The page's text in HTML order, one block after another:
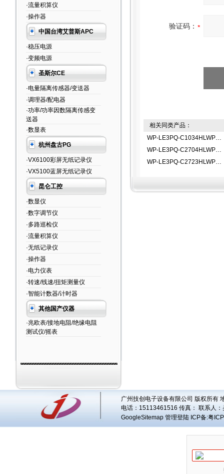
·流量积算仪
·操作器
中国台湾艾普斯APC
·稳压电源
·变频电源
圣斯尔CE
·电量隔离传感器/变送器
·调理器/配电器
·功率/功率因数隔离传感变
送器
·数显表
杭州盘古PG
·VX6100彩屏无纸记录仪
·VX5100蓝屏无纸记录仪
昆仑工控
·数显仪
·数字调节仪
·多路巡检仪
·流量积算仪
·无纸记录仪
·操作器
·电力仪表
·转速/线速/扭矩测量仪
·智能计数器/计时器
其他国产仪器
·兆欧表/接地电阻/绝缘电阻
测试仪/摇表
验证码：
相关同类产品：
WP-LE3PQ-C1034HLWP-LE3PQ-C1034HL功率显示仪
WP-LE3PQ-C2704HLWP-LE3PQ-C2704HL功率显示仪
WP-LE3PQ-C2723HLWP-LE3PQ-C2723HL功率显示仪
广州技创电子设备有限公司 版权所有
电话：15113461516 传真： 联系人：
GoogleSitemap 管理登陆 ICP备:粤